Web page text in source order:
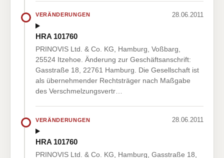
VERÄNDERUNGEN 28.06.2011
HRA 101760
PRINOVIS Ltd. & Co. KG, Hamburg, Voßbarg,
25524 Itzehoe. Änderung zur Geschäftsanschrift:
Gasstraße 18, 22761 Hamburg. Die Gesellschaft ist
als übernehmender Rechtsträger nach Maßgabe
des Verschmelzungsvertr…
VERÄNDERUNGEN 28.06.2011
HRA 101760
PRINOVIS Ltd. & Co. KG, Hamburg, Gasstraße 18,